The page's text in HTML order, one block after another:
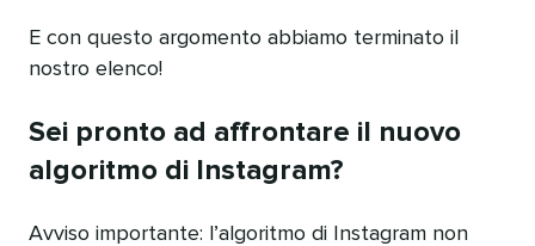
E con questo argomento abbiamo terminato il
nostro elenco!
Sei pronto ad affrontare il nuovo
algoritmo di Instagram?
Avviso importante: l’algoritmo di Instagram non